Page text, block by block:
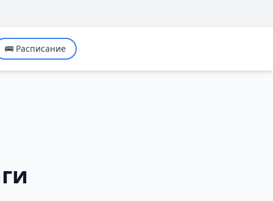
🚌 Расписание